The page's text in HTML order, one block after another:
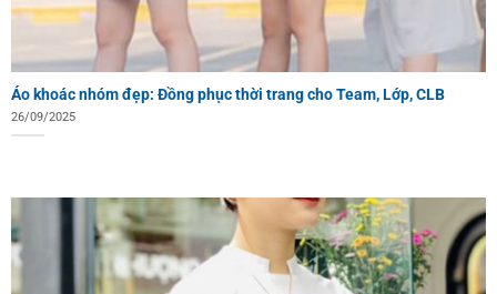
Áo khoác nhóm đẹp: Đồng phục thời trang cho Team, Lớp, CLB
26/09/2025